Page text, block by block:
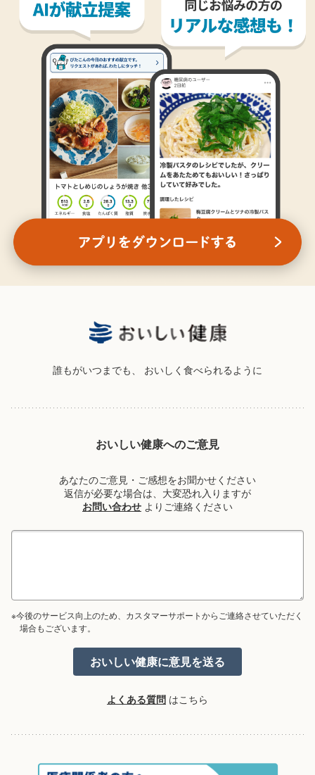
誰もがいつまでも、 おいしく食べられるように
おいしい健康へのご意見
あなたのご意見・ご感想をお聞かせください
返信が必要な場合は、大変恐れ入りますが
お問い合わせ よりご連絡ください
※今後のサービス向上のため、カスタマーサポートからご連絡させていただく
場合もございます。
よくある質問 はこちら